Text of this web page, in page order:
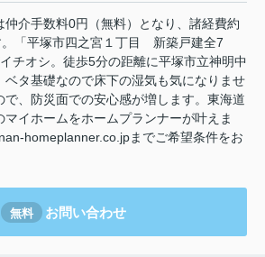
仲介手数料0円（無料）となり、諸経費約
「平塚市四之宮１丁目 新築戸建全7
チオシ。徒歩5分の距離に平塚市立神明中
ベタ基礎なので床下の湿気も気になりませ
で、防災面での安心感が増します。東海道
イホームをホームプランナーが叶えま
homeplanner.co.jpまでご希望条件をお
無料 お問い合わせ